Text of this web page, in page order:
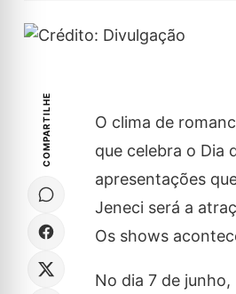
COMPARTILHE
O clima de
que celebra o Dia
apresentações
Jeneci será a
Os shows
No dia 7 de